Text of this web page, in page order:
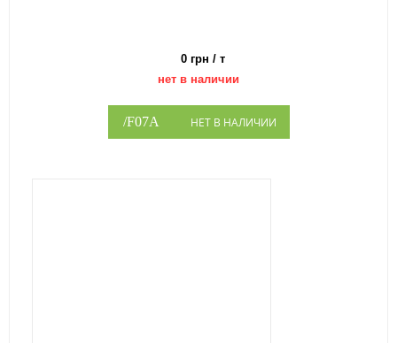
0 грн / т
нет в наличии
НЕТ В НАЛИЧИИ